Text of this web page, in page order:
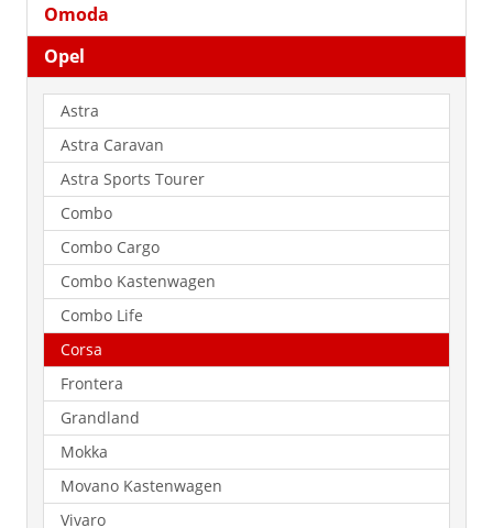
Omoda
Opel
Astra
Astra Caravan
Astra Sports Tourer
Combo
Combo Cargo
Combo Kastenwagen
Combo Life
Corsa
Frontera
Grandland
Mokka
Movano Kastenwagen
Vivaro